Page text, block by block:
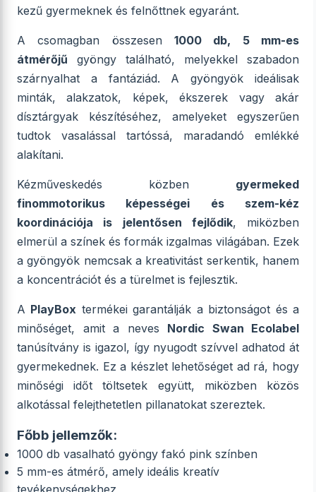
kezű gyermeknek és felnőttnek egyaránt.
A csomagban összesen 1000 db, 5 mm-es
átmérőjű gyöngy található, melyekkel szabadon
szárnyalhat a fantáziád. A gyöngyök ideálisak
minták, alakzatok, képek, ékszerek vagy akár
dísztárgyak készítéséhez, amelyeket egyszerűen
tudtok vasalással tartóssá, maradandó emlékké
alakítani.
Kézműveskedés közben gyermeked
finommotorikus képességei és szem-kéz
koordinációja is jelentősen fejlődik, miközben
elmerül a színek és formák izgalmas világában. Ezek
a gyöngyök nemcsak a kreativitást serkentik, hanem
a koncentrációt és a türelmet is fejlesztik.
A PlayBox termékei garantálják a biztonságot és a
minőséget, amit a neves Nordic Swan Ecolabel
tanúsítvány is igazol, így nyugodt szívvel adhatod át
gyermekednek. Ez a készlet lehetőséget ad rá, hogy
minőségi időt töltsetek együtt, miközben közös
alkotással felejthetetlen pillanatokat szereztek.
Főbb jellemzők:
1000 db vasalható gyöngy fakó pink színben
5 mm-es átmérő, amely ideális kreatív
tevékenységekhez